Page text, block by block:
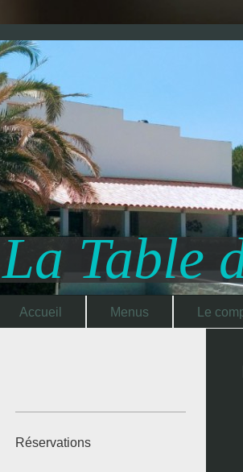
La Table
Accueil Menus Le
Réservations